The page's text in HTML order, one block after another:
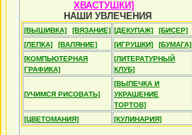
ХВАСТУШКИ]
НАШИ УВЛЕЧЕНИЯ
[ВЫШИВКА] [ВЯЗАНИЕ] [ДЕКУПАЖ]
[БИСЕР]
[ЛЕПКА]
[ВАЛЯНИЕ] [ИГРУШКИ]
[БУМАГА]
[КОМПЬЮТЕРНАЯ
ГРАФИКА]
[ЛИТЕРАТУРНЫЙ
КЛУБ]
[УЧИМСЯ РИСОВАТЬ]
[ВЫПЕЧКА И
УКРАШЕНИЕ
ТОРТОВ]
[ЦВЕТОМАНИЯ]
[КУЛИНАРИЯ]